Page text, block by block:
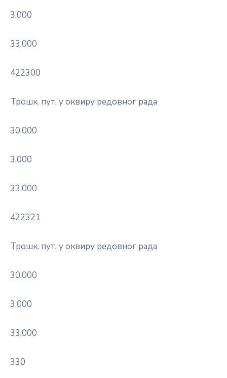
3.000
33.000
422300
Трошк. пут. у оквиру редовног рада
30.000
3.000
33.000
422321
Трошк. пут. у оквиру редовног рада
30.000
3.000
33.000
330